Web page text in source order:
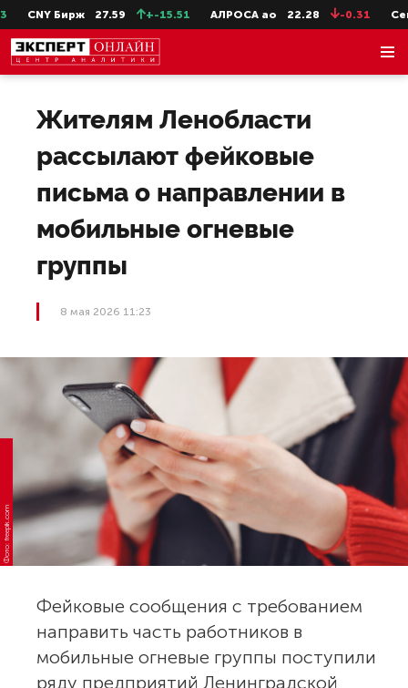
CNY Бирж 27.59 +-15.51 АЛРОСА ао 22.28 -0.31
Жителям Ленобласти
рассылают фейковые
письма о направлении в
мобильные огневые
группы
8 мая 2026 11:23
Фото: freepik.com
Фейковые сообщения с требованием
направить часть работников в
мобильные огневые группы поступили
ряду предприятий Ленинградской